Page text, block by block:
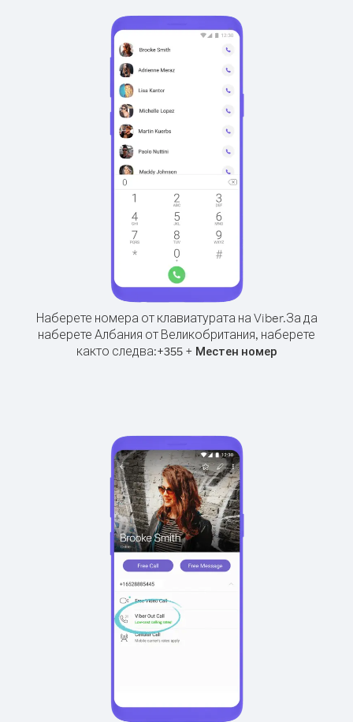
Наберете номера от клавиатурата на Viber.За да
наберете Албания от Великобритания, наберете
както следва:+355+ Местен номер